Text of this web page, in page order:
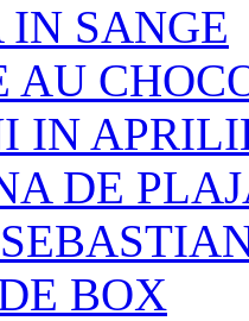
SANGE
AU
IN
DE
BOX